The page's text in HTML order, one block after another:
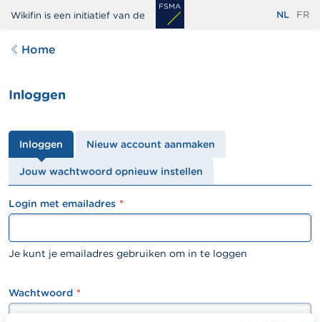
Overslaan
naar
gaan
Wikifin is een initiatief van de NL FR
Home
Inloggen
Primaire
tabs
Inloggen Nieuw account aanmaken
Jouw wachtwoord opnieuw instellen
textfield
Login met emailadres
Je kunt je emailadres gebruiken om in te loggen
password
Wachtwoord